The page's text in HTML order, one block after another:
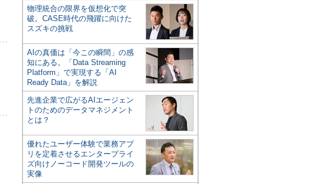
物理統合の限界を仮想化で突
破。CASE時代の飛躍に向けた
スズキの挑戦
AIの真価は「今この瞬間」の感
知にある。「Data Streaming
Platform」で実現する「AI
Ready Data」を解説
先進企業で広がるAIエージェン
トのためのデータマネジメント
とは？
優れたユーザー体験で業務アプ
リを定着させるエンタープライ
ズ向けノーコード開発ツールの
実像